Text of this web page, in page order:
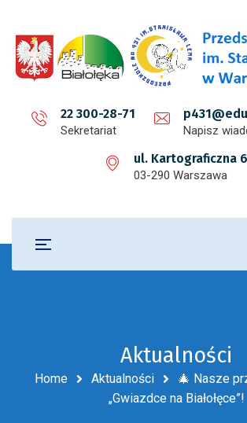
22 300-28-71
Sekretariat Napisz
ul. Kartograficzna 6
03-290 Warszawa
Aktualności
Home Aktualności
🎄 Nasze
„Gwiazdce na Białołęce”!